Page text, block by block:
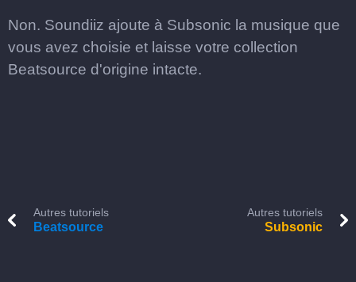
Non. Soundiiz ajoute à Subsonic la musique que
vous avez choisie et laisse votre collection
Beatsource d'origine intacte.
Autres tutoriels
Beatsource
Autres tutoriels
Subsonic